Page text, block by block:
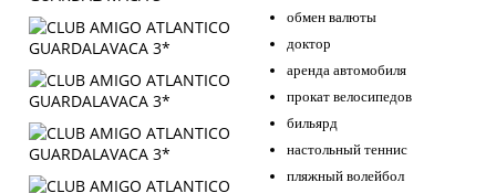
обмен валюты
доктор
аренда автомобиля
прокат велосипедов
бильярд
настольный теннис
пляжный волейбол